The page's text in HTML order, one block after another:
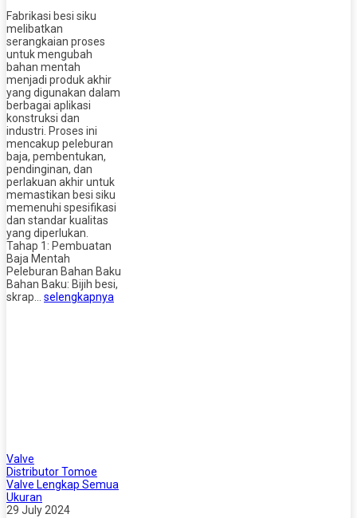
Fabrikasi besi siku
melibatkan
serangkaian proses
untuk mengubah
bahan mentah
menjadi produk akhir
yang digunakan dalam
berbagai aplikasi
konstruksi dan
industri. Proses ini
mencakup peleburan
baja, pembentukan,
pendinginan, dan
perlakuan akhir untuk
memastikan besi siku
memenuhi spesifikasi
dan standar kualitas
yang diperlukan.
Tahap 1: Pembuatan
Baja Mentah
Peleburan Bahan Baku
Bahan Baku: Bijih besi,
skrap… selengkapnya
Valve
Distributor Tomoe
Valve Lengkap Semua
Ukuran
29 July 2024